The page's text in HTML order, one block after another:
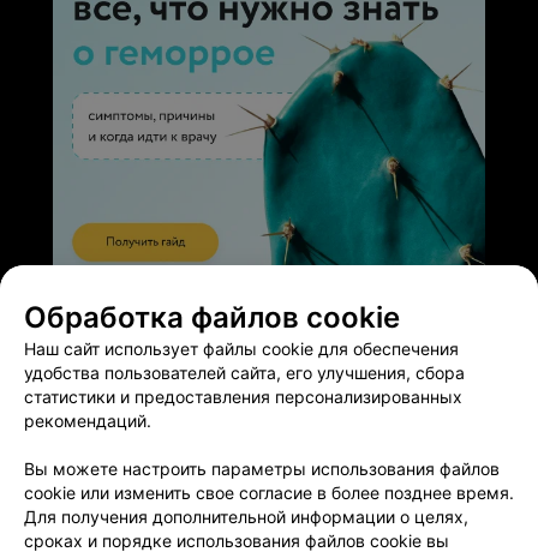
Добавить специалиста
Обработка файлов cookie
Наш сайт использует файлы cookie для обеспечения
удобства пользователей сайта, его улучшения, сбора
статистики и предоставления персонализированных
рекомендаций.
Вы можете настроить параметры использования файлов
cookie или изменить свое согласие в более позднее время.
Для получения дополнительной информации о целях,
сроках и порядке использования файлов cookie вы